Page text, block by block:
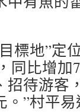
標地”定
同比增加
招待游客
”村平